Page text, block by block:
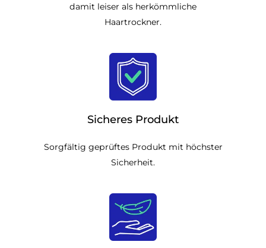
damit leiser als herkömmliche
Haartrockner.
Sicheres Produkt
Sorgfältig geprüftes Produkt mit höchster
Sicherheit.